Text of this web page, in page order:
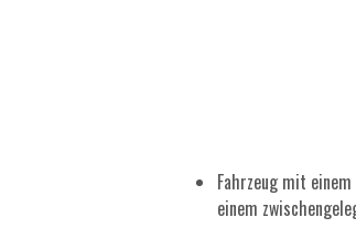
Fahrzeug mit
einem